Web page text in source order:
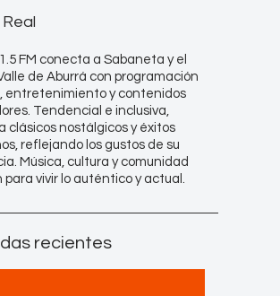
FM conecta a Sabaneta y el
de Aburrá con programación
entretenimiento y contenidos
Tendencial e inclusiva,
clásicos nostálgicos y éxitos
reflejando los gustos de su
Música, cultura y comunidad
para vivir lo auténtico y actual.
recientes